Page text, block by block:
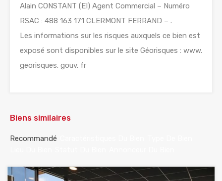
Alain CONSTANT (EI) Agent Commercial – Numéro
RSAC : 488 163 171 CLERMONT FERRAND – .
Les informations sur les risques auxquels ce bien est
exposé sont disponibles sur le site Géorisques : www.
georisques. gouv. fr
Biens similaires
Recommandé